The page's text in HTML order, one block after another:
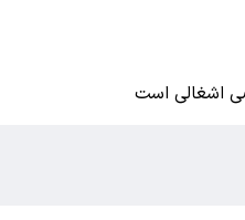
اشغالی است